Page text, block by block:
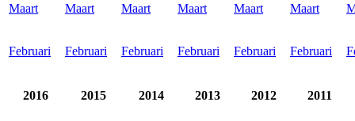
Maart Maart Maart Maart Maart Maart
Februari Februari Februari Februari Februari Februari
2016 2015 2014 2013 2012 2011